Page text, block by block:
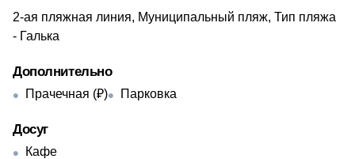
2-ая пляжная линия, Муниципальный пляж, Тип пляжа
- Галька
Дополнительно
Прачечная (₽) Парковка
Досуг
Кафе